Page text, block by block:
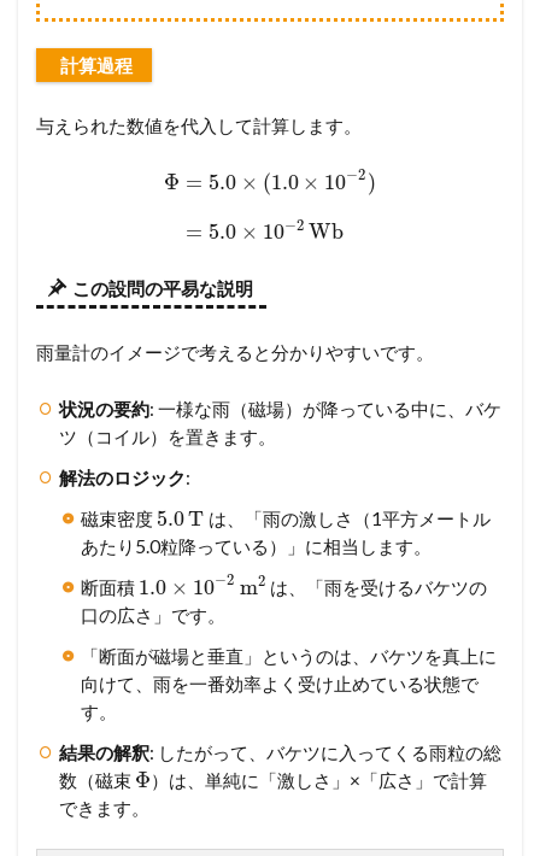
計算過程
与えられた数値を代入して計算します。
Φ = 5.0 × (1.0 × 10−2 )
= 5.0 × 10−2 Wb
この設問の平易な説明
雨量計のイメージで考えると分かりやすいです。
状況の要約: 一様な雨（磁場）が降っている中に、バケ
ツ（コイル）を置きます。
解法のロジック:
磁束密度 5.0T は、「雨の激しさ（1平方メートル
あたり5.0粒降っている）」に相当します。
断面積 1.0 × 10−2 m2 は、「雨を受けるバケツの
口の広さ」です。
「断面が磁場と垂直」というのは、バケツを真上に
向けて、雨を一番効率よく受け止めている状態で
す。
結果の解釈: したがって、バケツに入ってくる雨粒の総
数（磁束 Φ）は、単純に「激しさ」×「広さ」で計算
できます。